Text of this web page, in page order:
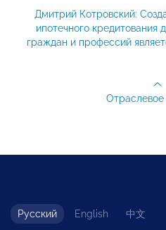
Дмитрий Котровский:
ипотечного кредитования
граждан и профессий
Отраслевое
Русский English 中文